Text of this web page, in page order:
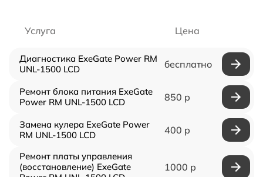
Услуга Цена
Диагностика ExeGate Power RM
UNL-1500 LCD
бесплатно
Ремонт блока питания ExeGate
Power RM UNL-1500 LCD
850 р
Замена кулера ExeGate Power
RM UNL-1500 LCD
400 р
Ремонт платы управления
(восстановление) ExeGate
1000 р